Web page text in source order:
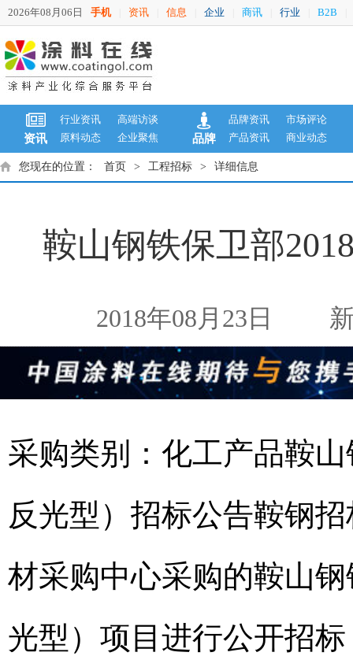
2026年08月06日 手机 资讯 信息 企业 商讯 行业 B2B
资讯
行业资讯
高端访谈
原料动态
企业聚焦 品牌
品牌资讯
市场评论
产品资讯
商业动态
您现在的位置： 首页 > 工程招标 > 详细信息
鞍山钢铁保卫部
2018年08月23日 新
采购类别：化工产品鞍
反光型）招标公告鞍钢
材采购中心采购的鞍山
光型）项目进行公开招标